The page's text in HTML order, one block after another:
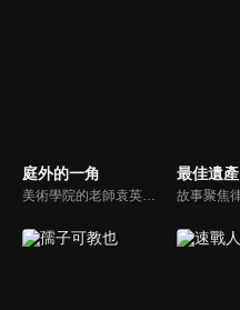
庭外的一角
美術學院的老師袁英才自殺引發轟動，哥哥袁英傑回國追查真相，發現英才生前人際關係複雜，他的死還涉及了與多名嫌疑人的恩怨情仇。隨著深入調查，英傑揭開了英才隱藏的扭曲性格和畸戀的情結，竟然與自己息息相關，更意想不到的是，他背後還隱藏了神秘藏鏡人極端的報復行動...
最佳遺產